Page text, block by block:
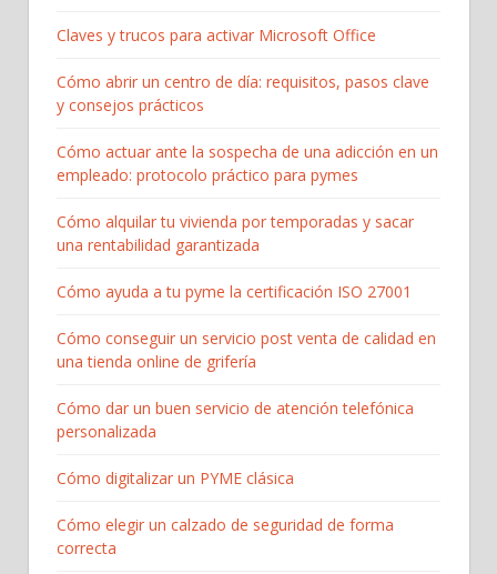
Claves y trucos para activar Microsoft Office
Cómo abrir un centro de día: requisitos, pasos clave
y consejos prácticos
Cómo actuar ante la sospecha de una adicción en un
empleado: protocolo práctico para pymes
Cómo alquilar tu vivienda por temporadas y sacar
una rentabilidad garantizada
Cómo ayuda a tu pyme la certificación ISO 27001
Cómo conseguir un servicio post venta de calidad en
una tienda online de grifería
Cómo dar un buen servicio de atención telefónica
personalizada
Cómo digitalizar un PYME clásica
Cómo elegir un calzado de seguridad de forma
correcta